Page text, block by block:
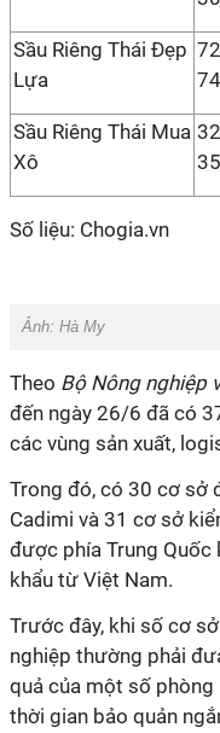
Sầu Riêng Thái Đẹp
Lựa
Sầu Riêng Thái Mua
Xô
Số liệu: Chogia.vn
Ảnh: Hà My
Theo Bộ Nông nghiệp
đến ngày 26/6 đã có
các vùng sản xuất,
Trong đó, có 30 cơ sở
Cadimi và 31 cơ sở
được phía Trung Quốc
khẩu từ Việt Nam.
Trước đây, khi số cơ
nghiệp thường phải
quả của một số
thời gian bảo quản